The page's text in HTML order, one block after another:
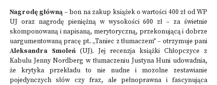
Nagrodę główną – bon na zakup książek o wartości 400 zł od WP
UJ oraz nagrodę pieniężną w wysokości 600 zł – za świetnie
skomponowaną i napisaną, merytoryczną, przekonującą i dobrze
uargumentowaną pracę pt. „Taniec z tłumaczem" – otrzymuje pani
Aleksandra Smoleń (UJ). Jej recenzja książki Chłopczyce z
Kabulu Jenny Nordberg w tłumaczeniu Justyna Huni udowadnia,
że krytyka przekładu to nie nudne i mozolne zestawianie
pojedynczych słów czy fraz, ale pełnoprawna i fascynująca